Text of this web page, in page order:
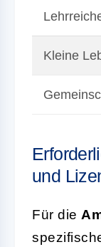
Kleine
und
Für die